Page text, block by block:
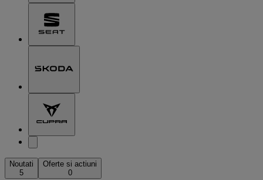
Noutati
5
Oferte si actiuni
0